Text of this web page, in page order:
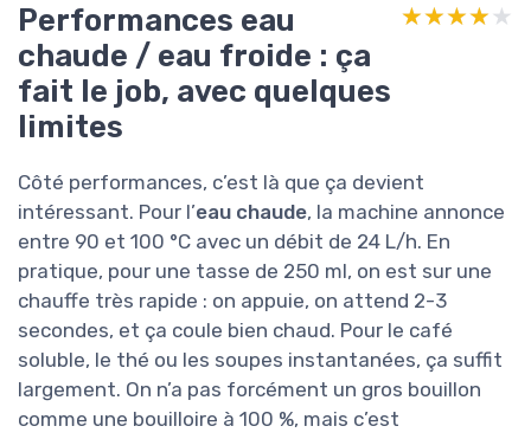
Performances eau
chaude / eau froide : ça
fait le job, avec quelques
limites
★★★★★
★★★★★
Côté performances, c’est là que ça devient
intéressant. Pour l’eau chaude, la machine annonce
entre 90 et 100 °C avec un débit de 24 L/h. En
pratique, pour une tasse de 250 ml, on est sur une
chauffe très rapide : on appuie, on attend 2-3
secondes, et ça coule bien chaud. Pour le café
soluble, le thé ou les soupes instantanées, ça suffit
largement. On n’a pas forcément un gros bouillon
comme une bouilloire à 100 %, mais c’est